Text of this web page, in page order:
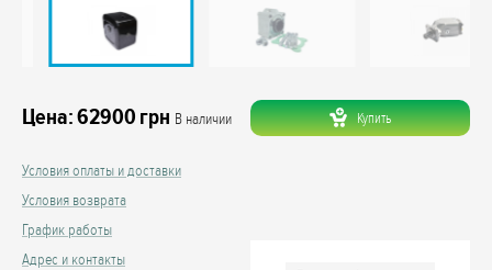
Цена:62900 грн В наличии Купить
Условия оплаты и доставки
Условия возврата
График работы
Адрес и контакты